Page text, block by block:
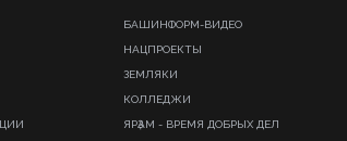
БАШИНФОРМ-ВИДЕО
НАЦПРОЕКТЫ
ЗЕМЛЯКИ
КОЛЛЕДЖИ
ЯРҘАМ - ВРЕМЯ ДОБРЫХ ДЕЛ